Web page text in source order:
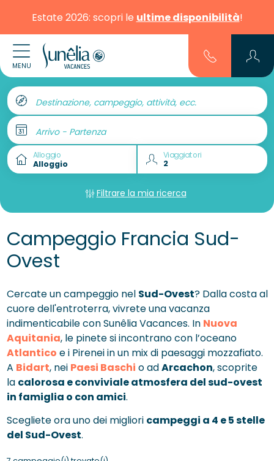
Estate 2026: scopri le ultime disponibilità!
MENU
Destinazione, campeggio, attività, ecc.
Arrivo - Partenza
Alloggio Viaggiatori
Filtrare la mia ricerca
Campeggio Francia Sud-
Ovest
Cercate un campeggio nel Sud-Ovest? Dalla costa al
cuore dell'entroterra, vivrete una vacanza
indimenticabile con Sunêlia Vacances. In Nuova
Aquitania, le pinete si incontrano con l’oceano
Atlantico e i Pirenei in un mix di paesaggi mozzafiato.
A Bidart, nei Paesi Baschi o adArcachon, scoprite
la calorosa e conviviale atmosfera del sud-ovest
in famiglia o con amici.
Scegliete ora uno dei migliori campeggi a 4 e 5 stelle
del Sud-Ovest.